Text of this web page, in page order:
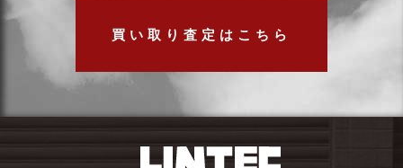
買い取り査定はこちら